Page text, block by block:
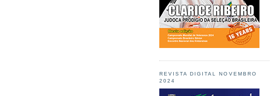
REVISTA DIGITAL NOVEMBRO
2024